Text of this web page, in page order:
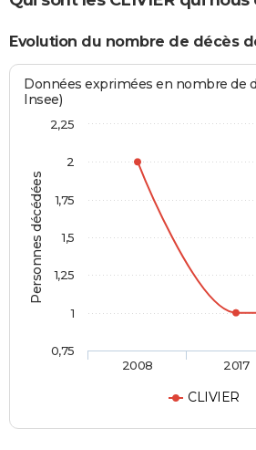
Evolution du nombre de décès
Personnes décédées
Données exprimées en nombre de
Insee)
CLIVIER
2008 2017
0,75
1
1,25
1,5
1,75
2
2,25